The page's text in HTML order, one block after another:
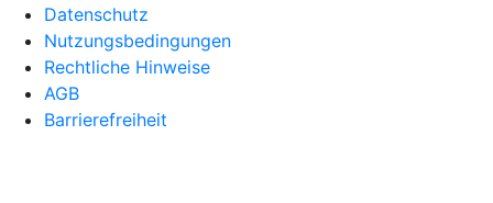
Datenschutz
Nutzungsbedingungen
Rechtliche Hinweise
AGB
Barrierefreiheit